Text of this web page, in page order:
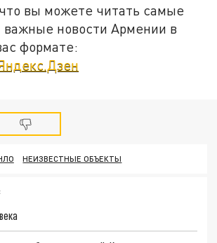
вы можете читать самые
новости Армении в
формате:
НЕИЗВЕСТНЫЕ ОБЪЕКТЫ